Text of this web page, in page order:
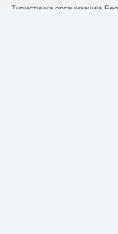
Туристичка организација